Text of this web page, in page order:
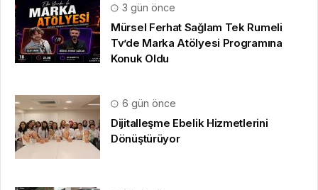
3 gün önce
Mürsel Ferhat Sağlam Tek Rumeli
Tv’de Marka Atölyesi Programına
Konuk Oldu
6 gün önce
Dijitalleşme Ebelik Hizmetlerini
Dönüştürüyor